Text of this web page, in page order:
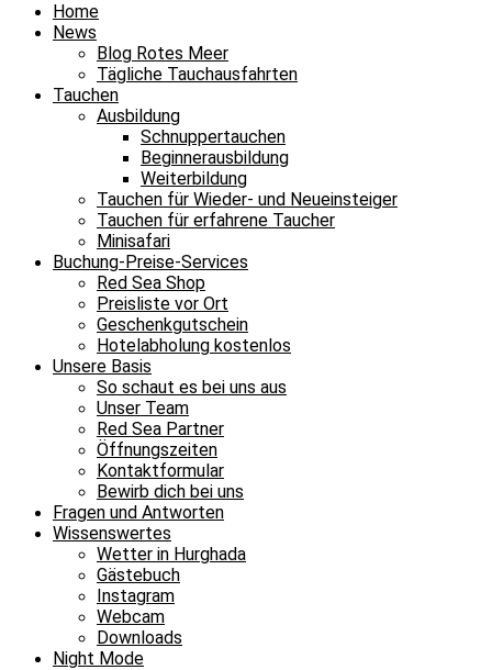
Home
News
Blog Rotes Meer
Tägliche Tauchausfahrten
Tauchen
Ausbildung
Schnuppertauchen
Beginnerausbildung
Weiterbildung
Tauchen für Wieder- und Neueinsteiger
Tauchen für erfahrene Taucher
Minisafari
Buchung-Preise-Services
Red Sea Shop
Preisliste vor Ort
Geschenkgutschein
Hotelabholung kostenlos
Unsere Basis
So schaut es bei uns aus
Unser Team
Red Sea Partner
Öffnungszeiten
Kontaktformular
Bewirb dich bei uns
Fragen und Antworten
Wissenswertes
Wetter in Hurghada
Gästebuch
Instagram
Webcam
Downloads
Night Mode